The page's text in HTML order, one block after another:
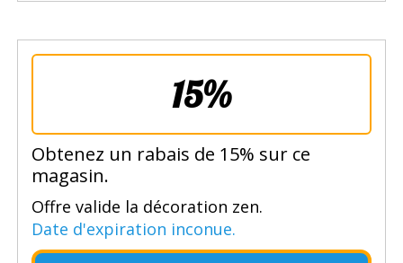
15%
Obtenez un rabais de 15% sur ce
magasin.
Offre valide la décoration zen.
Date d'expiration inconue.